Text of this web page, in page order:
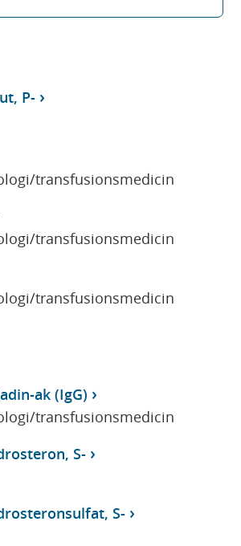
P-
transfusionsmedicin
transfusionsmedicin
transfusionsmedicin
ak (IgG)
transfusionsmedicin
S-
S-